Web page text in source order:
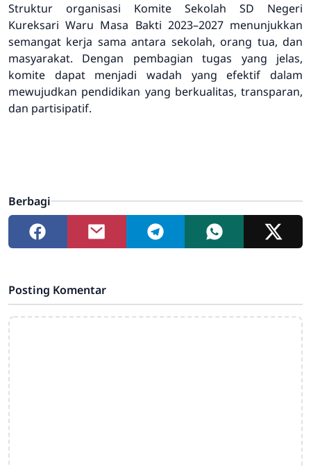
Struktur organisasi Komite Sekolah SD Negeri
Kureksari Waru Masa Bakti 2023–2027 menunjukkan
semangat kerja sama antara sekolah, orang tua, dan
masyarakat. Dengan pembagian tugas yang jelas,
komite dapat menjadi wadah yang efektif dalam
mewujudkan pendidikan yang berkualitas, transparan,
dan partisipatif.
Berbagi
Posting Komentar